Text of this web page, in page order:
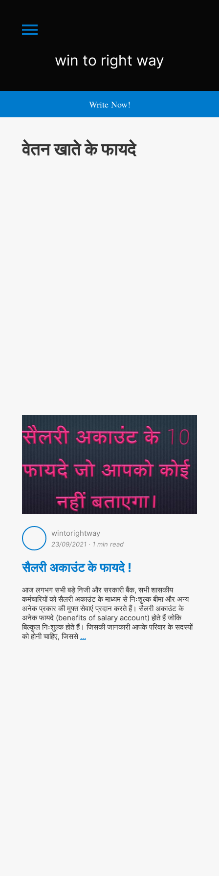
Menu
win
right
win to right way
Write Now!
वेतन खाते के फायदे
wintorightway
23/09/2021 · 1 min read
सैलरी अकाउंट के फायदे !
आज लगभग सभी बड़े निजी और सरकारी बैंक, सभी शासकीय
कर्मचारियों को सैलरी अकाउंट के माध्यम से निःशुल्क बीमा और अन्य
अनेक प्रकार की मुफ्त सेवाएं प्रदान करते हैं। सैलरी अकाउंट के
अनेक फायदे (benefits of salary account) होते हैं जोकि
बिल्कुल निःशुल्क होते हैं। जिसकी जानकारी आपके परिवार के सदस्यों
को होनी चाहिए, जिससे …